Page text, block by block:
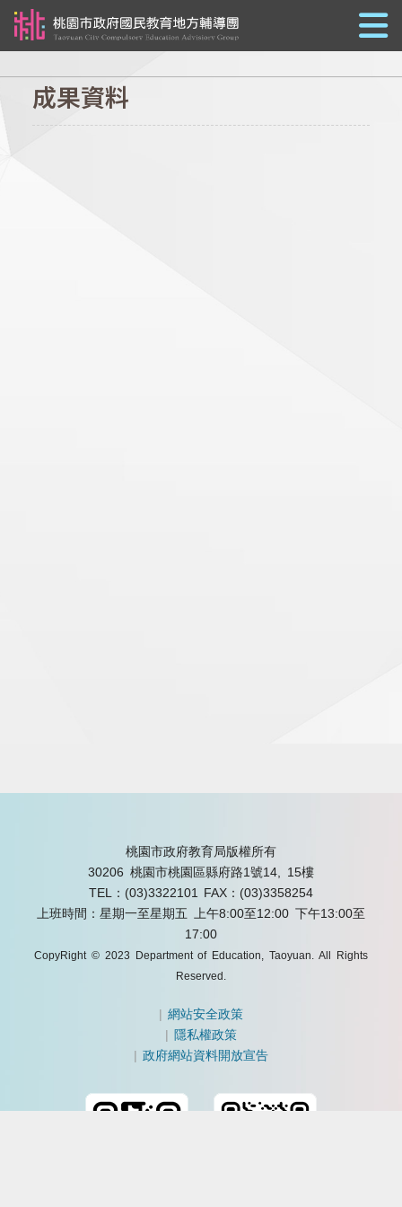
成果資料
桃園市政府教育局版權所有
30206 桃園市桃園區縣府路1號14, 15樓
TEL：(03)3322101
FAX：(03)3358254
上班時間：星期一至星期五 上午8:00至12:00 下午13:00至
17:00
CopyRight © 2023 Department of Education, Taoyuan. All Rights
Reserved.
|網站安全政策
| 隱私權政策
|政府網站資料開放宣告